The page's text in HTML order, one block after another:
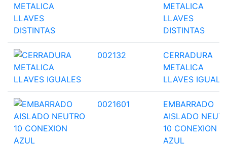
METALICA
LLAVES
DISTINTAS
002132
CERRADURA
METALICA
LLAVES
0021601
EMBARRADO
AISLADO
10 CONEXION
AZUL